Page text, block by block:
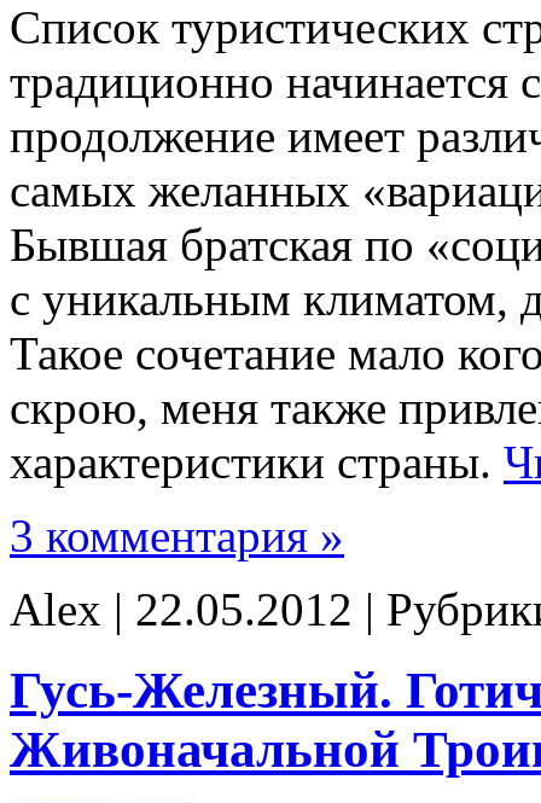
Список туристических
традиционно
продолжение имеет
самых желанных
Бывшая братская по
с уникальным климатом,
Такое сочетание мало
скрою, меня также
характеристики страны.
3 комментария »
Alex | 22.05.2012 |
Гусь-Железный.
Живоначальной